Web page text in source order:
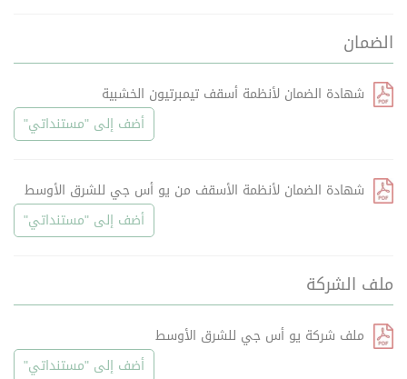
الضمان
شهادة الضمان لأنظمة أسقف تيمبرتيون الخشبية
أضف إلى "مستنداتي"
شهادة الضمان لأنظمة الأسقف من يو أس جي للشرق الأوسط
أضف إلى "مستنداتي"
ملف الشركة
ملف شركة يو أس جي للشرق الأوسط
أضف إلى "مستنداتي"